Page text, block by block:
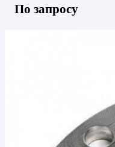
По запросу